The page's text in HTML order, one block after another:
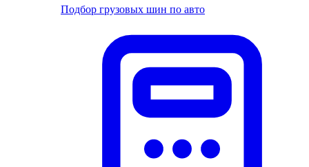
Подбор грузовых шин по авто